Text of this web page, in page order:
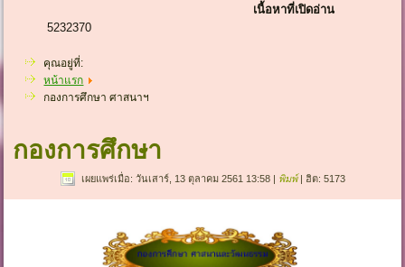
เนื้อหาที่เปิดอ่าน
5232370
คุณอยู่ที่:
หน้าแรก
กองการศึกษา ศาสนาฯ
กองการศึกษา
เผยแพร่เมื่อ: วันเสาร์, 13 ตุลาคม 2561 13:58 | พิมพ์ | ฮิต: 5173